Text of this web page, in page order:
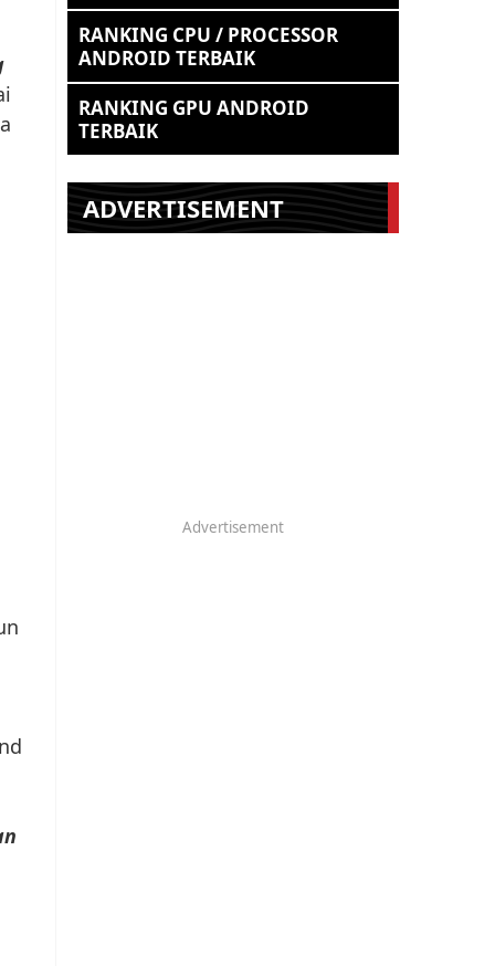
RANKING CPU / PROCESSOR
ANDROID TERBAIK
RANKING GPU ANDROID
TERBAIK
ADVERTISEMENT
Advertisement